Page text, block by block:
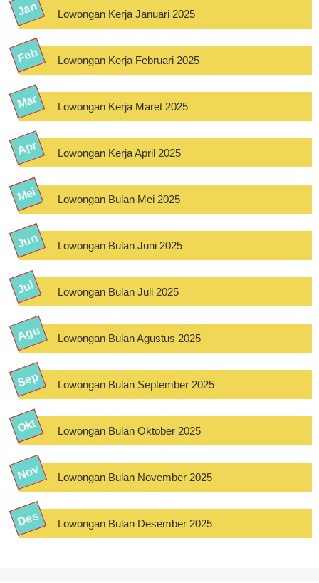
Lowongan Kerja Januari 2025
Lowongan Kerja Februari 2025
Lowongan Kerja Maret 2025
Lowongan Kerja April 2025
Lowongan Bulan Mei 2025
Lowongan Bulan Juni 2025
Lowongan Bulan Juli 2025
Lowongan Bulan Agustus 2025
Lowongan Bulan September 2025
Lowongan Bulan Oktober 2025
Lowongan Bulan November 2025
Lowongan Bulan Desember 2025